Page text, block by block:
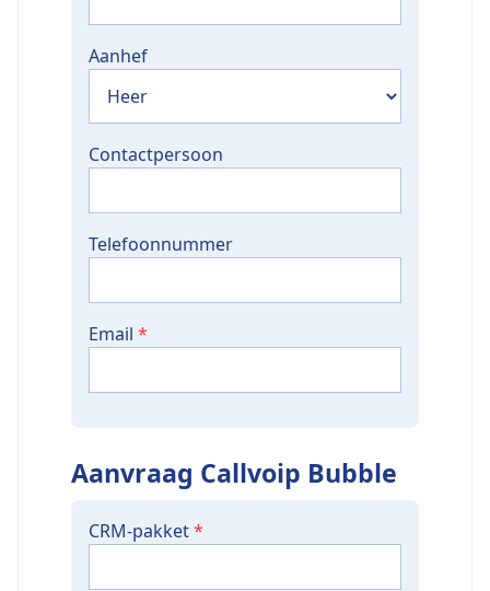
Aanhef
Contactpersoon
Telefoonnummer
Email *
Aanvraag Callvoip Bubble
CRM-pakket*